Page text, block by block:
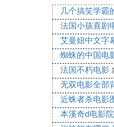
几个搞笑学霸
法国小孩喜剧
艾曼妞中文字
蜘蛛的中国电
法国不朽电影
无双电影全部
近蛛者杀电影
本溪奇d电影